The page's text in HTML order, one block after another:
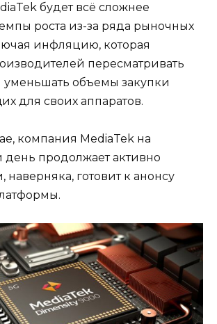
будет всё сложнее
роста из-за ряда рыночных
инфляцию, которая
пересматривать
уменьшать объемы закупки
для своих аппаратов.
компания MediaTek на
продолжает активно
наверняка, готовит к анонсу